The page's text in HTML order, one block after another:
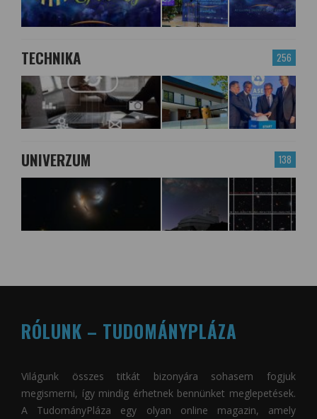
256
TECHNIKA
138
UNIVERZUM
RÓLUNK – TUDOMÁNYPLÁZA
Világunk összes titkát bizonyára sohasem fogjuk
megismerni, így mindig érhetnek bennünket meglepetések.
A TudományPláza egy olyan online magazin, amely